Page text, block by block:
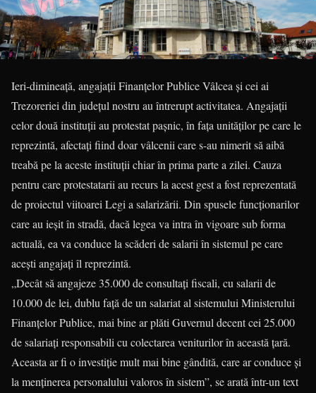
Ieri-dimineață, angajații Finanțelor Publice Vâlcea și cei ai
Trezoreriei din județul nostru au întrerupt activitatea. Angajații
celor două instituții au protestat pașnic, în fața unităților pe care le
reprezintă, afectați fiind doar vâlcenii care s-au nimerit să aibă
treabă pe la aceste instituții chiar în prima parte a zilei. Cauza
pentru care protestatarii au recurs la acest gest a fost reprezentată
de proiectul viitoarei Legi a salarizării. Din spusele funcționarilor
care au ieșit în stradă, dacă legea va intra în vigoare sub forma
actuală, ea va conduce la scăderi de salarii în sistemul pe care
acești angajați îl reprezintă.
„Decât să angajeze 35.000 de consultați fiscali, cu salarii de
10.000 de lei, dublu față de un salariat al sistemului Ministerului
Finanțelor Publice, mai bine ar plăti Guvernul decent cei 25.000
de salariați responsabili cu colectarea veniturilor în această țară.
Aceasta ar fi o investiție mult mai bine gândită, care ar conduce și
la menținerea personalului valoros în sistem”, se arată într-un text